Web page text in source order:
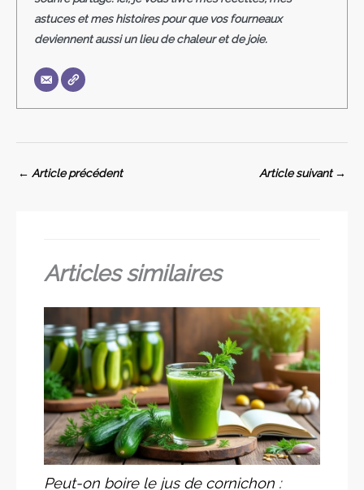
astuces et mes histoires pour que vos fourneaux
deviennent aussi un lieu de chaleur et de joie.
← Article précédent Article suivant→
Articles similaires
Peut-on boire le jus de cornichon :